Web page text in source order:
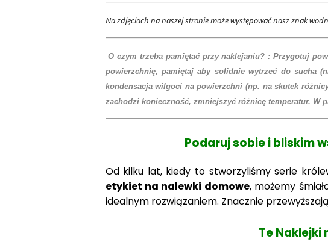
Na zdjęciach na naszej stronie może występować nasz znak
O czym trzeba pamiętać przy naklejaniu? : Przygotuj
powierzchnię, pamiętaj aby solidnie wytrzeć do sucha
kondensacja wilgoci na powierzchni (np. na skutek
zachodzi konieczność, zmniejszyć różnicę temperatur. W
Podaruj sobie i bliskim
Od kilku lat, kiedy to stworzyliśmy serie
etykiet na nalewki domowe, możemy
idealnym rozwiązaniem. Znacznie
Te Naklejki